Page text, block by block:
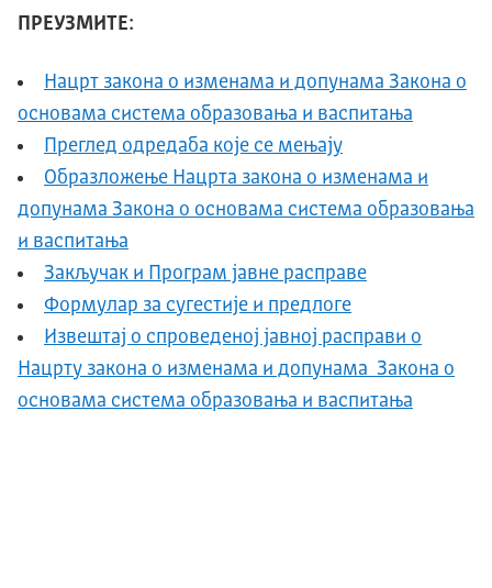
ПРЕУЗМИТЕ:
Нацрт закона о изменама и допунама Закона о
основама система образовања и васпитања
Преглед одредаба које се мењају
Образложење Нацрта закона о изменама и
допунама Закона о основама система образовања
и васпитања
Закључак и Програм јавне расправе
Формулар за сугестије и предлоге
Извештај о спроведеној јавној расправи о
Нацрту закона о изменама и допунама Закона о
основама система образовања и васпитања